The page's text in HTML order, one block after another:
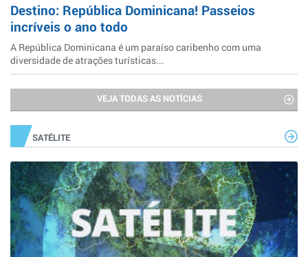
Destino: República Dominicana! Passeios
incríveis o ano todo
A República Dominicana é um paraíso caribenho com uma
diversidade de atrações turísticas...
VEJA TODAS AS NOTÍCIAS
SATÉLITE